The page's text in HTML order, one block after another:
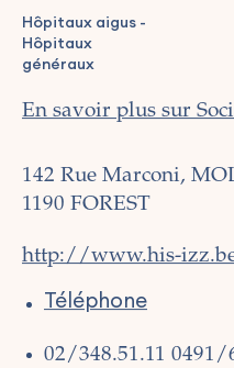
Hôpitaux aigus -
Hôpitaux
généraux
En savoir plus sur
142 Rue Marconi,
1190 FOREST
http://www.his-
Téléphone
02/348.51.11 0491/